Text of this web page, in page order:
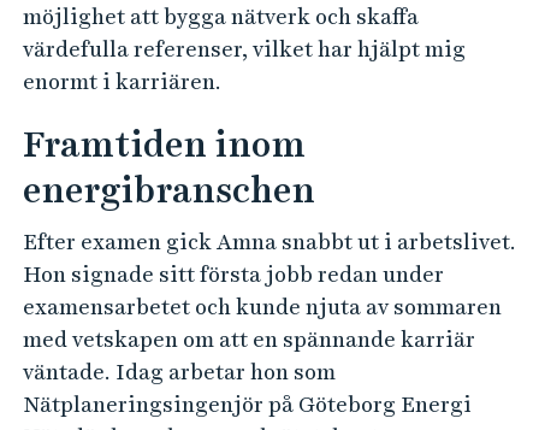
möjlighet att bygga nätverk och skaffa
värdefulla referenser, vilket har hjälpt mig
enormt i karriären.
Framtiden inom
energibranschen
Efter examen gick Amna snabbt ut i arbetslivet.
Hon signade sitt första jobb redan under
examensarbetet och kunde njuta av sommaren
med vetskapen om att en spännande karriär
väntade. Idag arbetar hon som
Nätplaneringsingenjör på Göteborg Energi